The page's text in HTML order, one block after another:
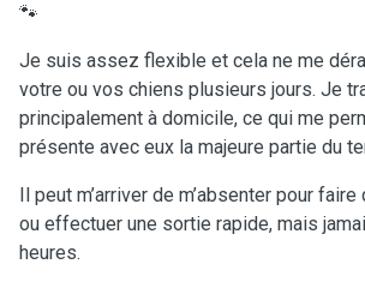
🐾
Je suis assez flexible et cela ne me
votre ou vos chiens plusieurs jours. Je
principalement à domicile, ce qui me
présente avec eux la majeure partie du
Il peut m’arriver de m’absenter pour
ou effectuer une sortie rapide, mais
heures.